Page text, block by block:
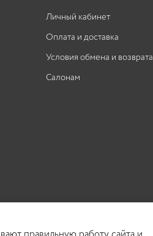
Личный кабинет
Оплата и доставка
Условия обмена и возврата
Салонам